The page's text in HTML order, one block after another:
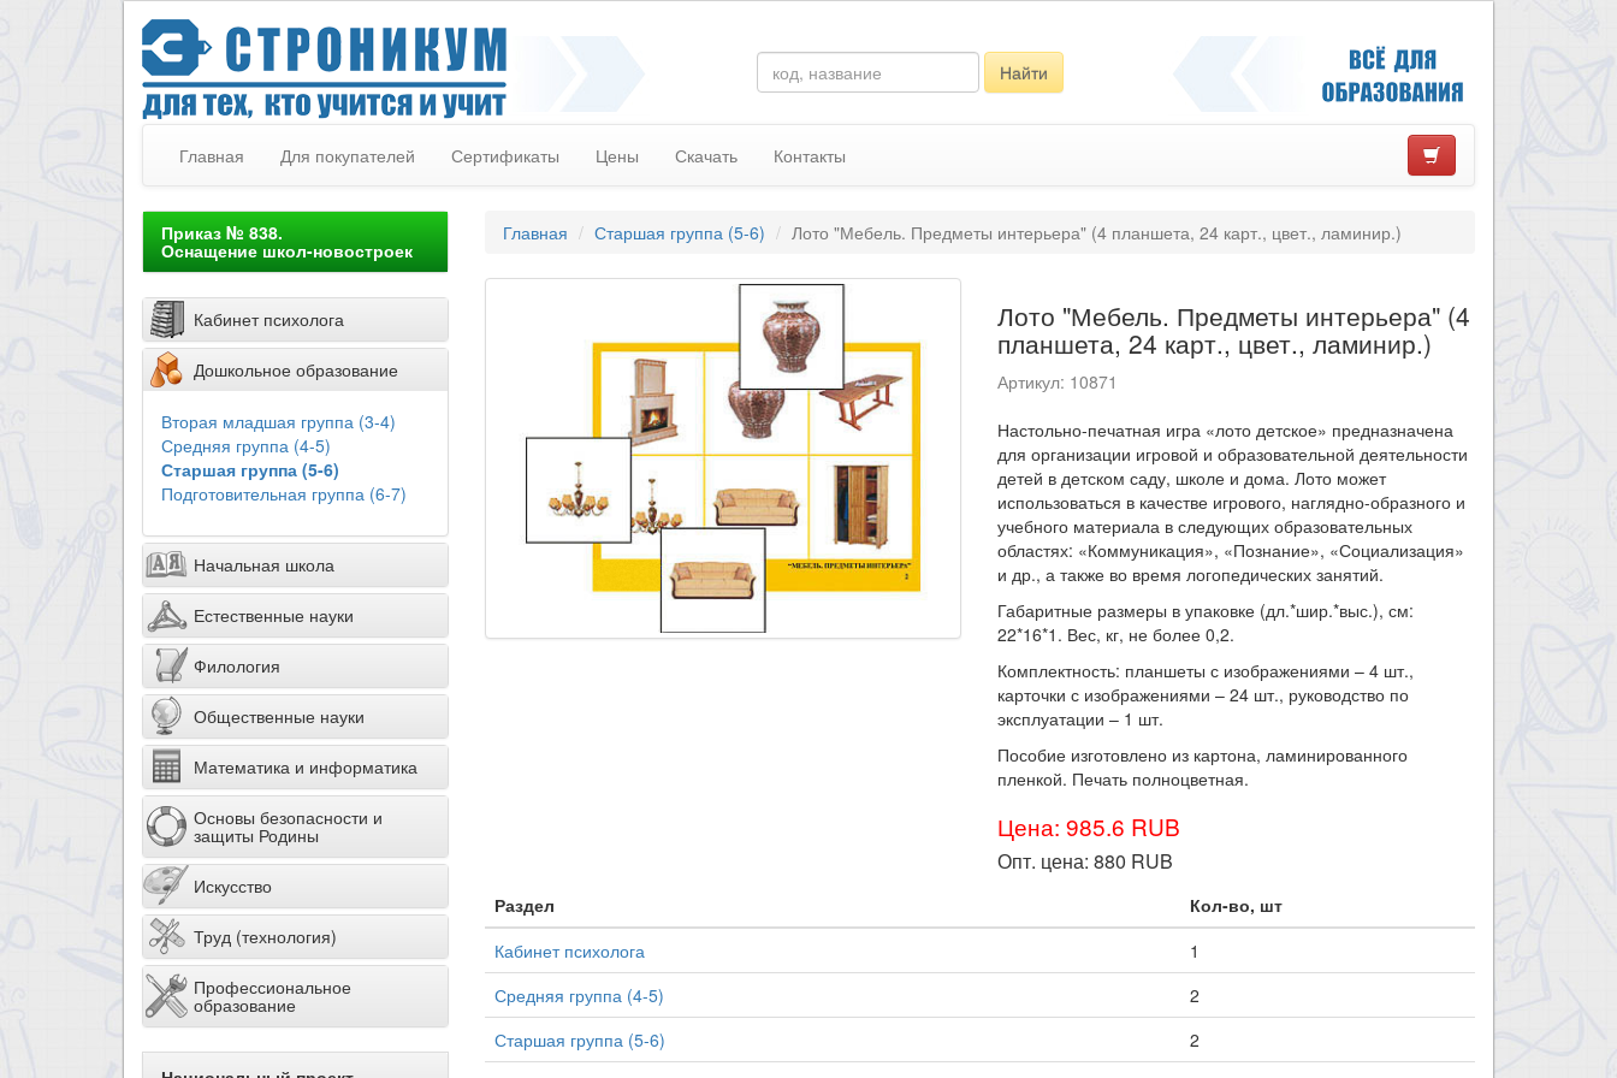
Найти
Главная Для покупателей Сертификаты Цены Скачать Контакты
Приказ № 838.
Оснащение школ-новостроек
Кабинет психолога
Дошкольное образование
Вторая младшая группа (3-4)
Средняя группа (4-5)
Старшая группа (5-6)
Подготовительная группа (6-7)
Начальная школа
Естественные науки
Филология
Общественные науки
Математика и информатика
Основы безопасности и
защиты Родины
Искусство
Труд (технология)
Профессиональное
образование
Главная Старшая группа (5-6) Лото "Мебель. Предметы интерьера" (4 планшета, 24 карт., цвет., ламинир.)
Лото "Мебель. Предметы интерьера" (4
планшета, 24 карт., цвет., ламинир.)
Артикул: 10871
Настольно-печатная игра «лото детское» предназначена
для организации игровой и образовательной деятельности
детей в детском саду, школе и дома. Лото может
использоваться в качестве игрового, наглядно-образного и
учебного материала в следующих образовательных
областях: «Коммуникация», «Познание», «Социализация»
и др., а также во время логопедических занятий.
Габаритные размеры в упаковке (дл.*шир.*выс.), см:
22*16*1. Вес, кг, не более 0,2.
Комплектность: планшеты с изображениями – 4 шт.,
карточки с изображениями – 24 шт., руководство по
эксплуатации – 1 шт.
Пособие изготовлено из картона, ламинированного
пленкой. Печать полноцветная.
Цена: 985.6 RUB
Опт. цена:880 RUB
Раздел
Кол-во, шт
Кабинет психолога
1
Средняя группа (4-5)
2
Старшая группа (5-6)
2